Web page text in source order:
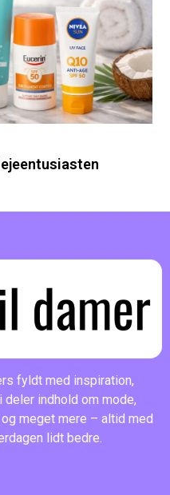
fyldt med inspiration,
indhold om mode,
meget mere – altid med
lidt bedre.